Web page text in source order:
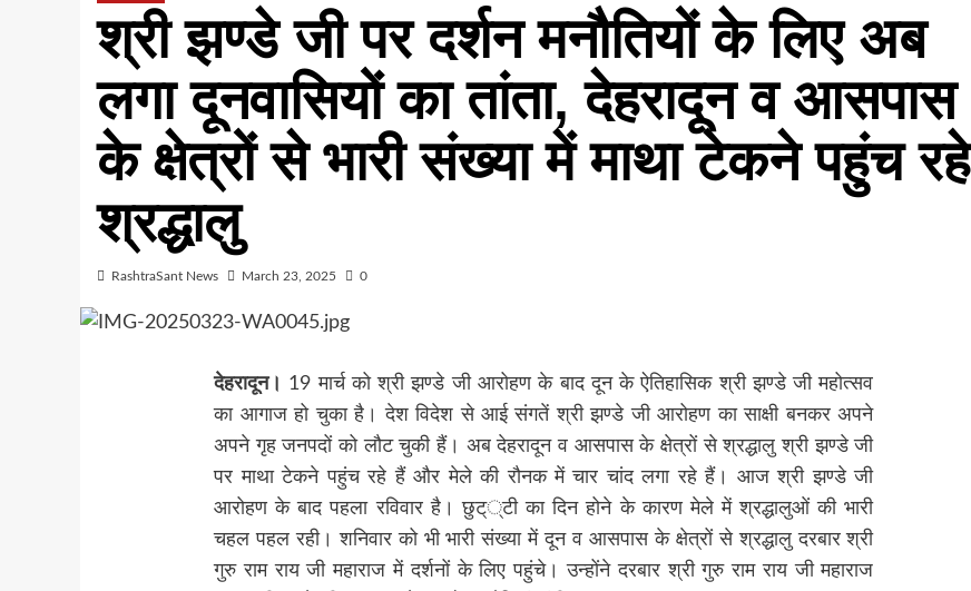
श्री झण्डे जी पर दर्शन मनौतियों के लिए अब
लगा दूनवासियों का तांता, देहरादून व आसपास
के क्षेत्रों से भारी संख्या में माथा टेकने पहुंच रहे
श्रद्धालु
RashtraSant News March 23, 2025 0
देहरादून।
19 मार्च को श्री झण्डे जी आरोहण के बाद दून के ऐतिहासिक श्री झण्डे जी महोत्सव
का आगाज हो चुका है। देश विदेश से आई संगतें श्री झण्डे जी आरोहण का साक्षी बनकर अपने
अपने गृह जनपदों को लौट चुकी हैं। अब देहरादून व आसपास के क्षेत्रों से श्रद्धालु श्री झण्डे जी
पर माथा टेकने पहुंच रहे हैं और मेले की रौनक में चार चांद लगा रहे हैं। आज श्री झण्डे जी
आरोहण के बाद पहला रविवार है। छुट््टी का दिन होने के कारण मेले में श्रद्धालुओं की भारी
चहल पहल रही। शनिवार को भी भारी संख्या में दून व आसपास के क्षेत्रों से श्रद्धालु दरबार श्री
गुरु राम राय जी महाराज में दर्शनों के लिए पहुंचे। उन्होंने दरबार श्री गुरु राम राय जी महाराज